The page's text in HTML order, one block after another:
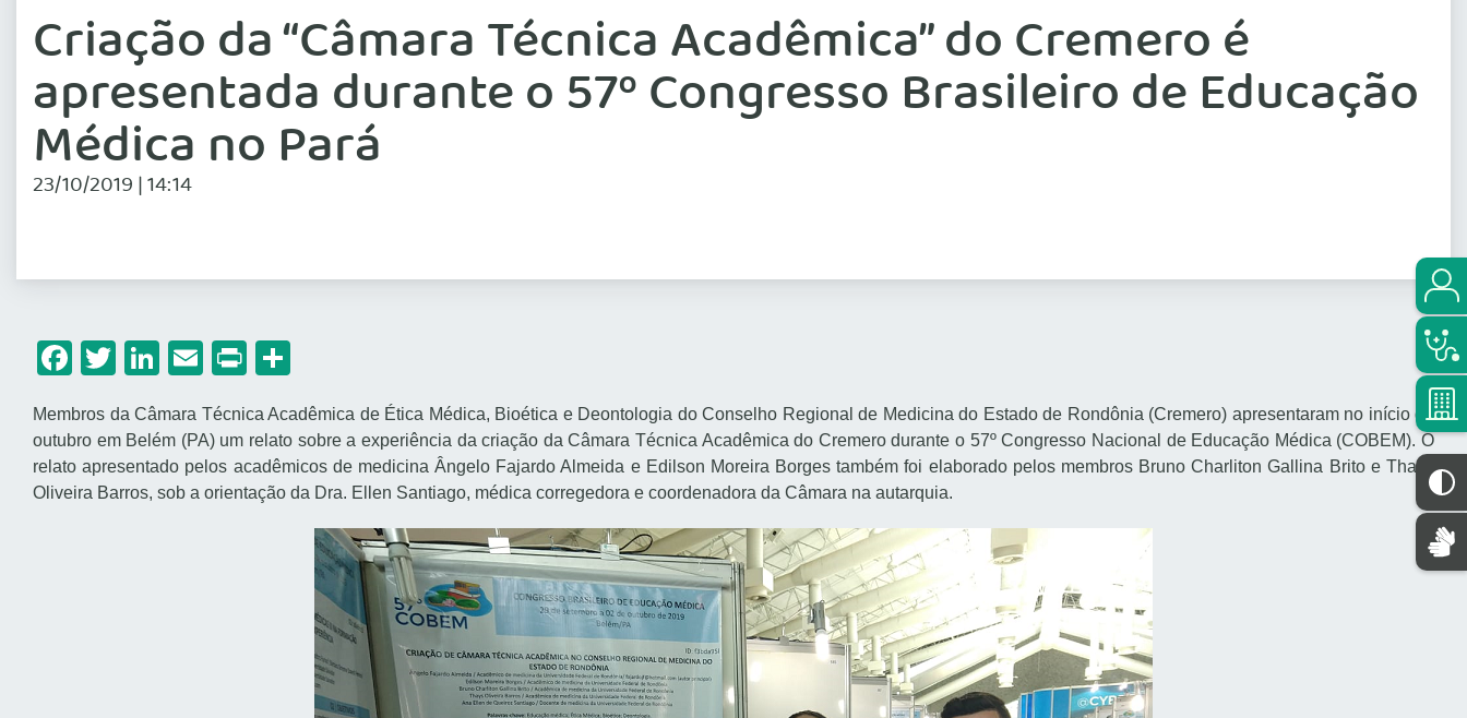
Criação da “Câmara Técnica Acadêmica” do Cremero é
apresentada durante o 57º Congresso Brasileiro de Educação
Médica no Pará
23/10/2019 | 14:14
Facebook
Twitter
LinkedIn
Email
Print
Membros da Câmara Técnica Acadêmica de Ética Médica, Bioética e Deontologia do Conselho Regional de Medicina do Estado de Rondônia (Cremero) apresentaram no início de
outubro em Belém (PA) um relato sobre a experiência da criação da Câmara Técnica Acadêmica do Cremero durante o 57º Congresso Nacional de Educação Médica (COBEM). O
relato apresentado pelos acadêmicos de medicina Ângelo Fajardo Almeida e Edilson Moreira Borges também foi elaborado pelos membros Bruno Charliton Gallina Brito e Thays
Oliveira Barros, sob a orientação da Dra. Ellen Santiago, médica corregedora e coordenadora da Câmara na autarquia.